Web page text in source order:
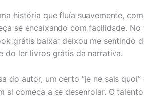
história que fluía suavemente,
se encaixando com facilidade. No
grátis baixar deixou me sentindo
do ler livros grátis da narrativa.
do autor, um certo “je ne sais quoi”
si começa a se desenrolar. O